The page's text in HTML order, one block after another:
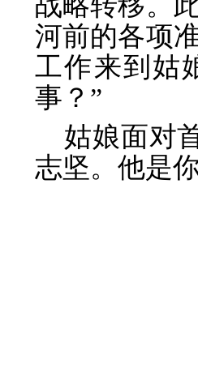
河前的各项
工作来到姑
事？”
姑娘面对
志坚。他是